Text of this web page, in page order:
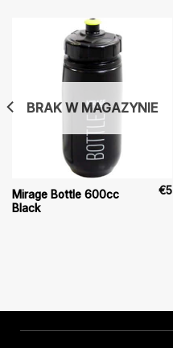
BRAK W MAGAZYNIE
Mirage Bottle 600cc
Black
€5